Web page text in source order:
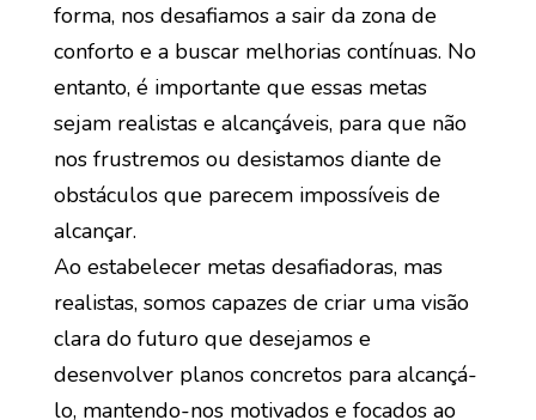
forma, nos desafiamos a sair da zona de
conforto e a buscar melhorias contínuas. No
entanto, é importante que essas metas
sejam realistas e alcançáveis, para que não
nos frustremos ou desistamos diante de
obstáculos que parecem impossíveis de
alcançar.
Ao estabelecer metas desafiadoras, mas
realistas, somos capazes de criar uma visão
clara do futuro que desejamos e
desenvolver planos concretos para alcançá-
lo, mantendo-nos motivados e focados ao